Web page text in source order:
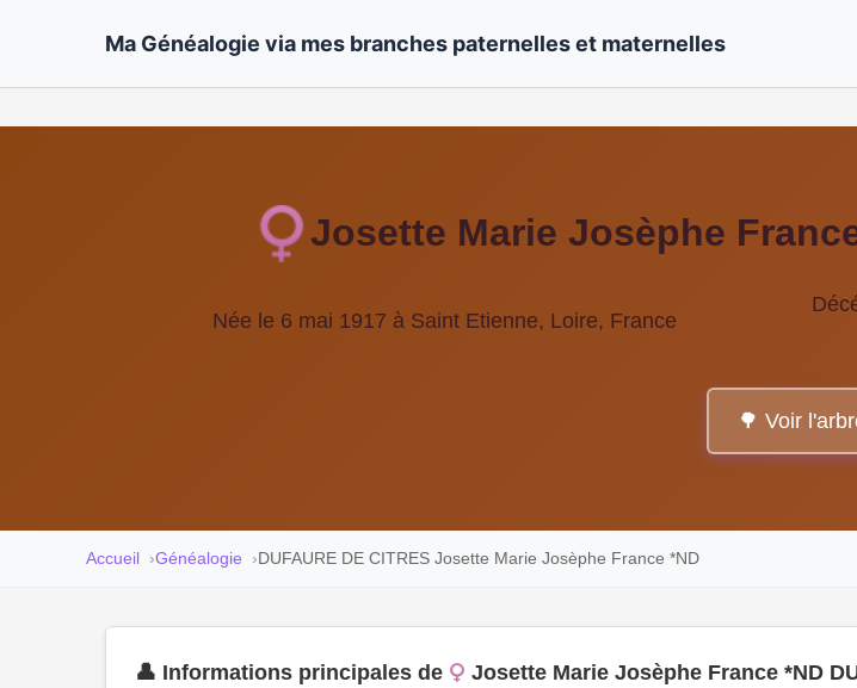
Ma Généalogie via mes branches paternelles et maternelles
Josette Marie Josèphe
Née le 6 mai 1917 à Saint Etienne, Loire, France
🌳 Voir
Accueil Généalogie DUFAURE DE CITRES Josette Marie Josèphe France *ND
👤 Informations principales de Josette Marie Josèphe France *ND